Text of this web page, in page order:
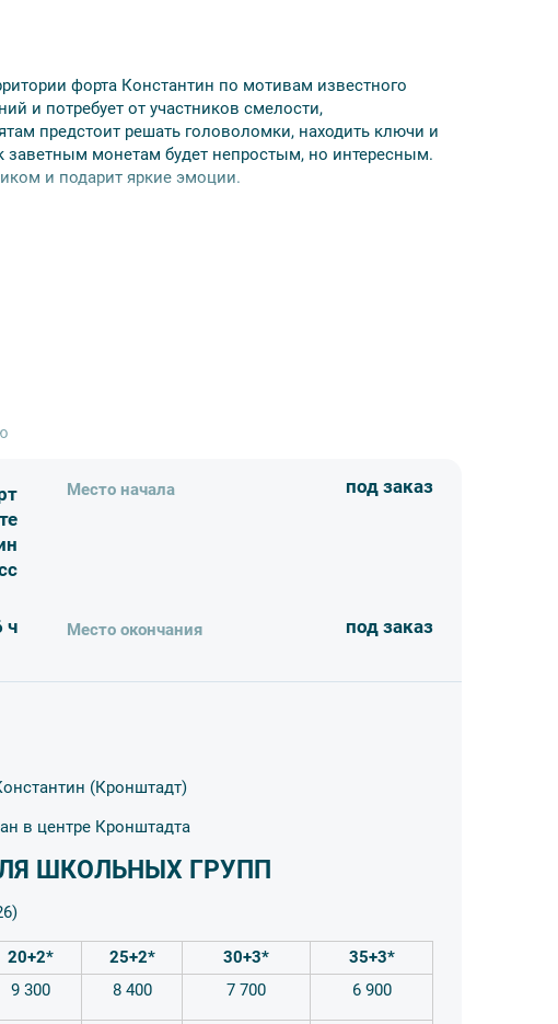
форта Константин по мотивам известного
и потребует от участников смелости,
предстоит решать головоломки, находить ключи и
заветным монетам будет непростым, но интересным.
и подарит яркие эмоции.
класса)
для скачивания
Место начала под заказ
ч Место окончания под заказ
(Кронштадт)
в центре Кронштадта
ШКОЛЬНЫХ ГРУПП
20+2* 25+2* 30+3*
35+3*
9 300 8 400 7 700 6 900